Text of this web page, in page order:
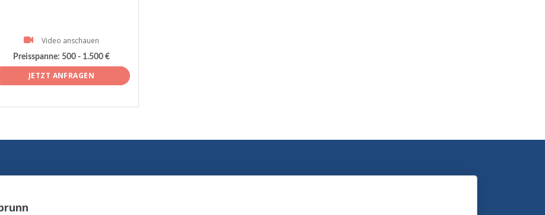
Video anschauen
Preisspanne: 500 - 1.500 €
JETZT ANFRAGEN